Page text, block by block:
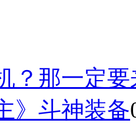
？那一定
》斗神装备